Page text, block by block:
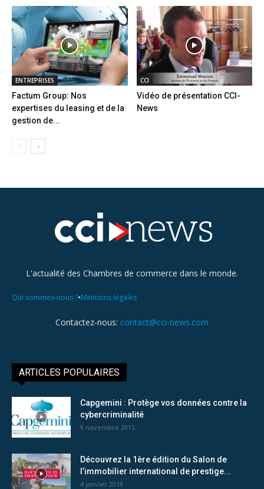
ENTREPRISES
Factum Group: Nos
expertises du leasing et de la
gestion de...
CCI
Vidéo de présentation CCI-
News
L'actualité des Chambres de commerce dans le monde.
Qui sommes-nous ?•Mentions légales
Contactez-nous: contact@cci-news.com
ARTICLES POPULAIRES
Capgemini : Protège vos données contre la
cybercriminalité
9 novembre 2015
Découvrez la 1ère édition du Salon de
l’immobilier international de prestige...
4 janvier 2019